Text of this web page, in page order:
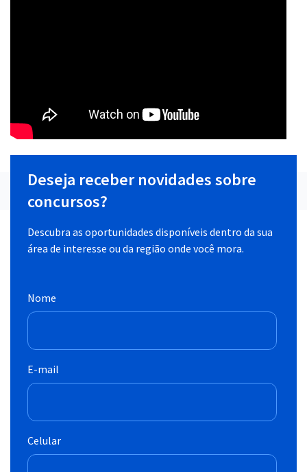
Deseja receber novidades sobre
concursos?
Descubra as oportunidades disponíveis dentro da sua
área de interesse ou da região onde você mora.
Nome
E-mail
Celular